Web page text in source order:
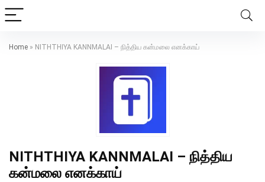
Home » NITHTHIYA KANNMALAI – நித்திய கன்மலை எனக்காய்
NITHTHIYA KANNMALAI – நித்திய
கன்மலை எனக்காய்